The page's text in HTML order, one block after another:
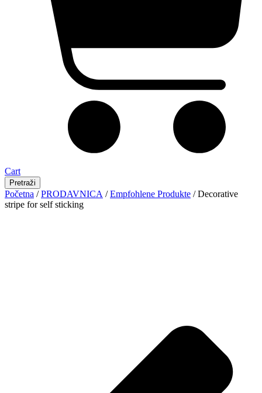
Cart
Pretraži
Početna /PRODAVNICA /Empfohlene Produkte / Decorative
stripe for self sticking